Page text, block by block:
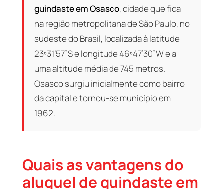
guindaste em Osasco, cidade que fica
na região metropolitana de São Paulo, no
sudeste do Brasil, localizada à latitude
23º31’57”S e longitude 46º47’30”W e a
uma altitude média de 745 metros.
Osasco surgiu inicialmente como bairro
da capital e tornou-se município em
1962.
Quais as vantagens do
aluguel de guindaste em